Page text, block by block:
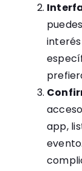
interés
app,